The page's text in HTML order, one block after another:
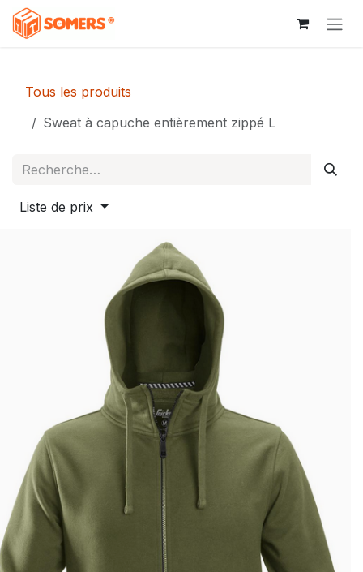
Se rendre au contenu
Tous les produits
Sweat à capuche entièrement zippé L
Liste de prix